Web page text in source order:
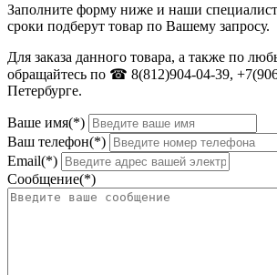
Заполните форму ниже и наши
сроки подберут товар по Вашему запросу.
Для заказа данного товара, а также по
обращайтесь по ☎ 8(812)904-04-39,
Петербурге.
Ваше имя(*)
Ваш телефон(*)
Email(*)
Сообщение(*)